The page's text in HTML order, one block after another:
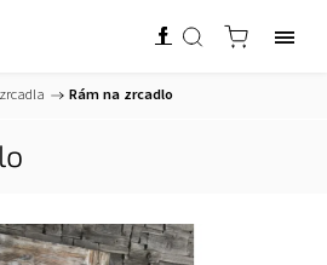
/ Rám na zrcadlo